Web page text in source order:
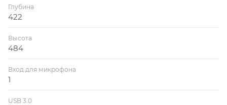
Глубина
422
Высота
484
Вход для микрофона
1
USB 3.0